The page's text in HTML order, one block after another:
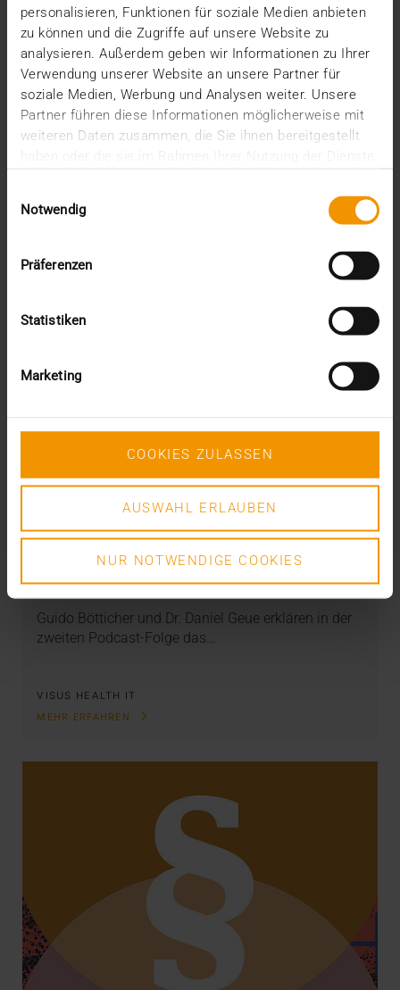
personalisieren, Funktionen für soziale Medien anbieten
zu können und die Zugriffe auf unsere Website zu
analysieren. Außerdem geben wir Informationen zu Ihrer
Verwendung unserer Website an unsere Partner für
soziale Medien, Werbung und Analysen weiter. Unsere
Partner führen diese Informationen möglicherweise mit
weiteren Daten zusammen, die Sie ihnen bereitgestellt
Notwendig
Präferenzen
Statistiken
Marketing
COOKIES ZULASSEN
AUSWAHL ERLAUBEN
NUR NOTWENDIGE COOKIES
Gesunde Arbeitsplätze, ein faires Miteinander, die
Förderung sozialer Projekte und der Schutz der…
AMELIE HOLSTEIN
MEHR ERFAHREN
NEWS
Endlich gibt´s Geld
04.11.2020
Guido Bötticher und Dr. Daniel Geue erklären in der
zweiten Podcast-Folge das…
VISUS HEALTH IT
MEHR ERFAHREN